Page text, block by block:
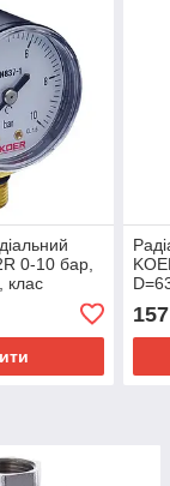
0-10 бар,
клас
157